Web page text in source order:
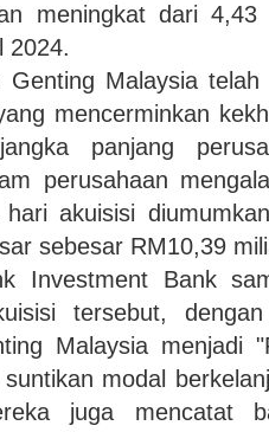
meningkat dari
2024.
Malaysia telah
mencerminkan
panjang
perusahaan
akuisisi
sebesar RM10,39
Investment Bank
tersebut,
Malaysia menjadi
modal
juga mencatat